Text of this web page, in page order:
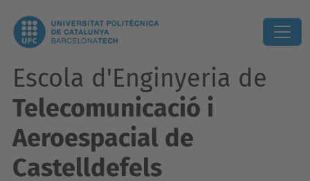
Escola d'Enginyeria de
Telecomunicació i
Aeroespacial de
Castelldefels